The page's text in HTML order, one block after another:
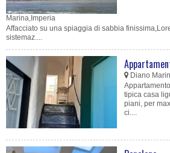
Marina,Imperia
Affacciato su una spiaggia di sabbia
sistemaz....
Diano
tipica casa
piani, per
ci....